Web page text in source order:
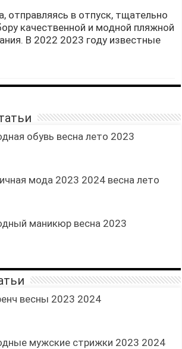
отправляясь в отпуск, тщательно
качественной и модной пляжной
В 2022 2023 году известные
обувь весна лето 2023
мода 2023 2024 весна лето
маникюр весна 2023
весны 2023 2024
мужские стрижки 2023 2024